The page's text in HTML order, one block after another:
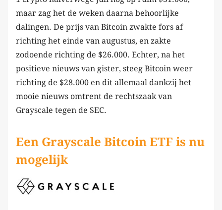
maar zag het de weken daarna behoorlijke
dalingen. De prijs van Bitcoin zwakte fors af
richting het einde van augustus, en zakte
zodoende richting de $26.000. Echter, na het
positieve nieuws van gister, steeg Bitcoin weer
richting de $28.000 en dit allemaal dankzij het
mooie nieuws omtrent de rechtszaak van
Grayscale tegen de SEC.
Een Grayscale Bitcoin ETF is nu
mogelijk